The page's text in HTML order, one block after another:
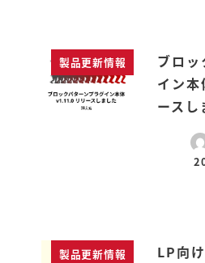
製品更新情報
ブロッ
イン
ースし
製品更新情報
LP向